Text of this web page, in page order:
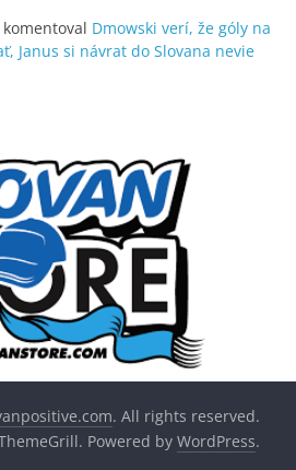
komentoval Dmowski verí, že góly na
Janus si návrat do Slovana nevie
. All rights reserved.
Powered by WordPress.